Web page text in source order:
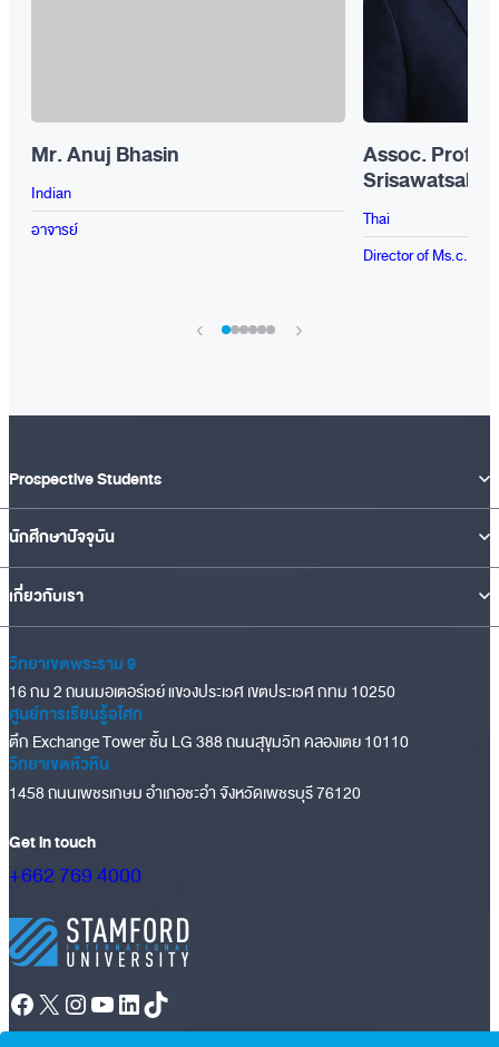
Mr. Anuj Bhasin
Indian
อาจารย์
Assoc. Prof.
Srisawatsakul
Thai
Director of Ms.c.
‹ ›
Prospective Students
นักศึกษาปัจจุบัน
เกี่ยวกับเรา
วิทยาเขตพระราม 9
16 กม 2 ถนนมอเตอร์เวย์ แขวงประเวศ เขตประเวศ กทม 10250
ศูนย์การเรียนรู้อโศก
ตึก Exchange Tower ชั้น LG 388 ถนนสุขุมวิท คลองเตย 10110
วิทยาเขตหัวหิน
1458 ถนนเพชรเกษม อำเภอชะอำ จังหวัดเพชรบุรี 76120
Get in touch
+662 769 4000
Facebook
X Instagram
YouTube
LinkedIn
TikTok